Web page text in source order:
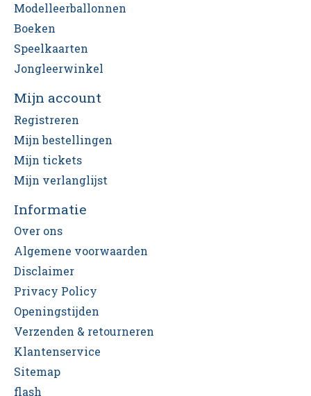
Modelleerballonnen
Boeken
Speelkaarten
Jongleerwinkel
Mijn account
Registreren
Mijn bestellingen
Mijn tickets
Mijn verlanglijst
Informatie
Over ons
Algemene voorwaarden
Disclaimer
Privacy Policy
Openingstijden
Verzenden & retourneren
Klantenservice
Sitemap
flash